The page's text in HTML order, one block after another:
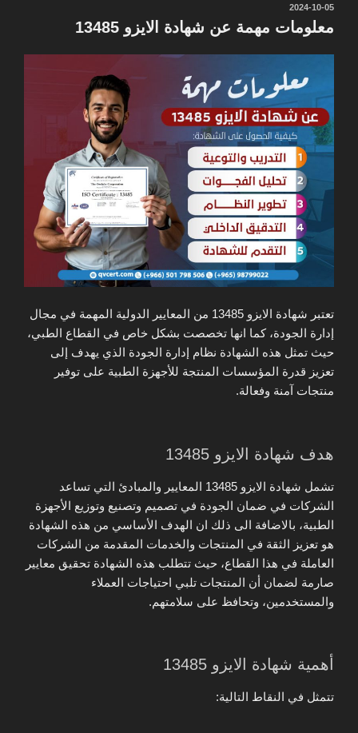
نُشر
2024-10-05
معلومات مهمة عن شهادة الايزو 13485
تعتبر شهادة الايزو 13485 من المعايير الدولية المهمة في مجال
إدارة الجودة، كما انها تخصصت بشكل خاص في القطاع الطبي،
حيث تمثل هذه الشهادة نظام إدارة الجودة الذي يهدف إلى
تعزيز قدرة المؤسسات المنتجة للأجهزة الطبية على توفير
منتجات آمنة وفعالة.
هدف شهادة الايزو 13485
تشمل شهادة الايزو 13485 المعايير والمبادئ التي تساعد
الشركات في ضمان الجودة في تصميم وتصنيع وتوزيع الأجهزة
الطبية، بالاضافة الى ذلك ان الهدف الأساسي من هذه الشهادة
هو تعزيز الثقة في المنتجات والخدمات المقدمة من الشركات
العاملة في هذا القطاع، حيث تتطلب هذه الشهادة تحقيق معايير
صارمة لضمان أن المنتجات تلبي احتياجات العملاء
والمستخدمين، وتحافظ على سلامتهم.
أهمية شهادة الايزو 13485
تتمثل في النقاط التالية: